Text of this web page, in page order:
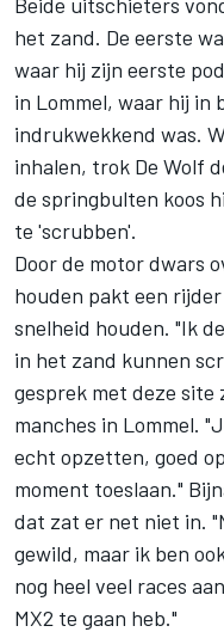
het zand. De eerste
waar hij zijn eerste
in Lommel, waar hij in
indrukwekkend was.
inhalen, trok De Wolf
de springbulten koos
te 'scrubben'.
Door de motor dwars
houden pakt een
snelheid houden. "Ik
in het zand kunnen
gesprek met deze site
manches in Lommel.
echt opzetten, goed
moment toeslaan."
dat zat er net niet in.
gewild, maar ik ben
nog heel veel races
MX2 te gaan heb."